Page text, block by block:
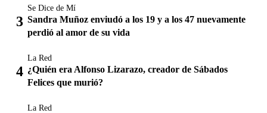
Se Dice de Mí
Sandra Muñoz enviudó a los 19 y a los 47 nuevamente
perdió al amor de su vida
La Red
¿Quién era Alfonso Lizarazo, creador de Sábados
Felices que murió?
La Red